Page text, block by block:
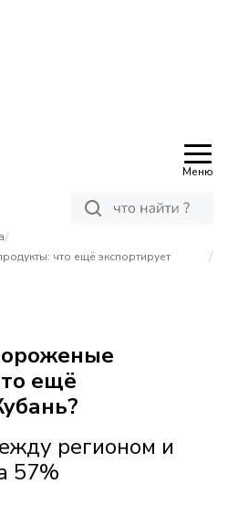
Меню
/
что ещё экспортирует
/
ещё
регионом и
57%